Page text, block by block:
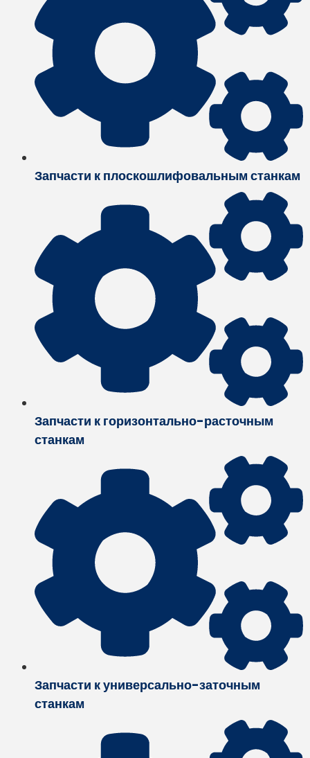
Запчасти к плоскошлифовальным станкам
Запчасти к горизонтально-расточным
станкам
Запчасти к универсально-заточным
станкам